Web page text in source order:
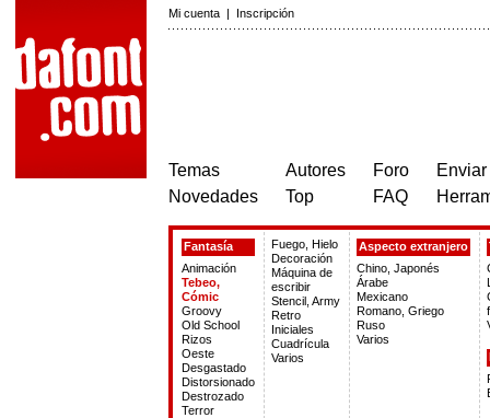
Mi cuenta | Inscripción
Temas
Novedades
Autores
Top
Foro
FAQ
Fantasía
Animación
Tebeo,
Cómic
Groovy
Old School
Rizos
Oeste
Desgastado
Distorsionado
Destrozado
Terror
Fuego, Hielo
Decoración
Máquina de
escribir
Stencil, Army
Retro
Iniciales
Cuadrícula
Varios
Aspecto extranjero
Chino, Japonés
Árabe
Mexicano
Romano, Griego
Ruso
Varios